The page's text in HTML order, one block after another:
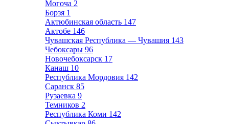
Могоча 2
Борзя 1
Актюбинская область 147
Актобе 146
Чувашская Республика — Чувашия 143
Чебоксары 96
Новочебоксарск 17
Канаш 10
Республика Мордовия 142
Саранск 85
Рузаевка 9
Темников 2
Республика Коми 142